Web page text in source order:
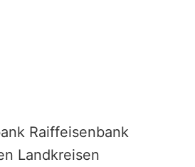
Raiffeisenbank
Landkreisen